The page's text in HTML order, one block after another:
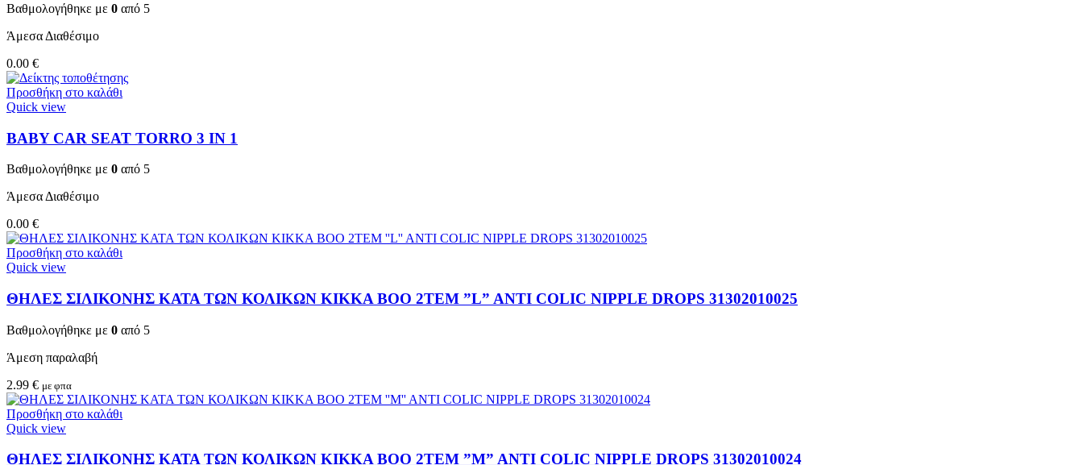
Βαθμολογήθηκε με 0 από 5
Άμεσα Διαθέσιμο
0.00 €
Προσθήκη στο καλάθι
Quick view
BABY CAR SEAT TORRO 3 ΙΝ 1
Βαθμολογήθηκε με 0 από 5
Άμεσα Διαθέσιμο
0.00 €
Προσθήκη στο καλάθι
Quick view
ΘΗΛΕΣ ΣΙΛΙΚΟΝΗΣ ΚΑΤΑ ΤΩΝ ΚΟΛΙΚΩΝ KIKKA BOO 2TEM ”L” ANTI COLIC NIPPLE DROPS 31302010025
Βαθμολογήθηκε με 0 από 5
Άμεση παραλαβή
2.99 € με φπα
Προσθήκη στο καλάθι
Quick view
ΘΗΛΕΣ ΣΙΛΙΚΟΝΗΣ ΚΑΤΑ ΤΩΝ ΚΟΛΙΚΩΝ KIKKA BOO 2TEM ”M” ANTI COLIC NIPPLE DROPS 31302010024